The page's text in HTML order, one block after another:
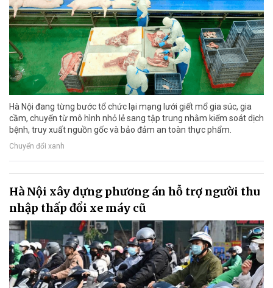
Hà Nội đang từng bước tổ chức lại mạng lưới giết mổ gia súc, gia
cầm, chuyển từ mô hình nhỏ lẻ sang tập trung nhằm kiểm soát dịch
bệnh, truy xuất nguồn gốc và bảo đảm an toàn thực phẩm.
Chuyển đổi xanh
Hà Nội xây dựng phương án hỗ trợ người thu
nhập thấp đổi xe máy cũ